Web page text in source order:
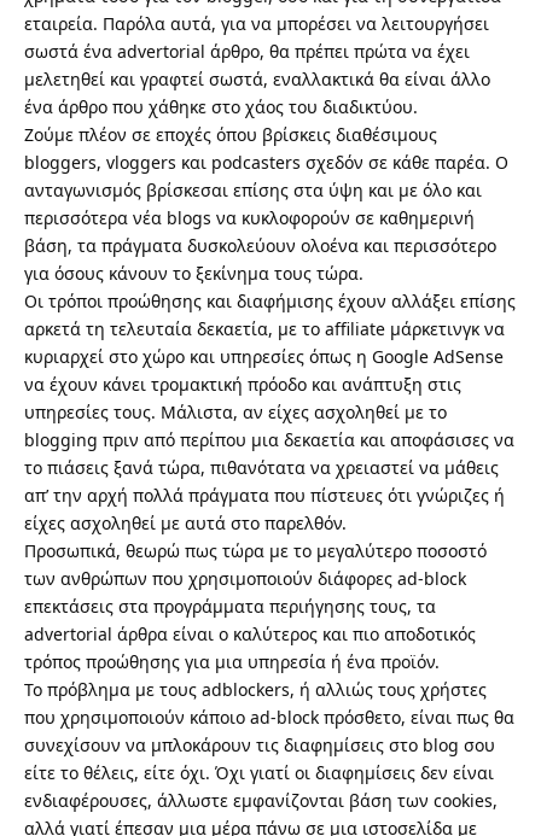
εταιρεία. Παρόλα αυτά, για να μπορέσει να λειτουργήσει
σωστά ένα advertorial άρθρο, θα πρέπει πρώτα να έχει
μελετηθεί και γραφτεί σωστά, εναλλακτικά θα είναι άλλο
ένα άρθρο που χάθηκε στο χάος του διαδικτύου.
Ζούμε πλέον σε εποχές όπου βρίσκεις διαθέσιμους
bloggers, vloggers και podcasters σχεδόν σε κάθε παρέα. Ο
ανταγωνισμός βρίσκεσαι επίσης στα ύψη και με όλο και
περισσότερα νέα blogs να κυκλοφορούν σε καθημερινή
βάση, τα πράγματα δυσκολεύουν ολοένα και περισσότερο
για όσους κάνουν το ξεκίνημα τους τώρα.
Οι τρόποι προώθησης και διαφήμισης έχουν αλλάξει επίσης
αρκετά τη τελευταία δεκαετία, με το affiliate μάρκετινγκ να
κυριαρχεί στο χώρο και υπηρεσίες όπως η Google AdSense
να έχουν κάνει τρομακτική πρόοδο και ανάπτυξη στις
υπηρεσίες τους. Μάλιστα, αν είχες ασχοληθεί με το
blogging πριν από περίπου μια δεκαετία και αποφάσισες να
το πιάσεις ξανά τώρα, πιθανότατα να χρειαστεί να μάθεις
απ’ την αρχή πολλά πράγματα που πίστευες ότι γνώριζες ή
είχες ασχοληθεί με αυτά στο παρελθόν.
Προσωπικά, θεωρώ πως τώρα με το μεγαλύτερο ποσοστό
των ανθρώπων που χρησιμοποιούν διάφορες ad-block
επεκτάσεις στα προγράμματα περιήγησης τους, τα
advertorial άρθρα είναι ο καλύτερος και πιο αποδοτικός
τρόπος προώθησης για μια υπηρεσία ή ένα προϊόν.
Το πρόβλημα με τους adblockers, ή αλλιώς τους χρήστες
που χρησιμοποιούν κάποιο ad-block πρόσθετο, είναι πως θα
συνεχίσουν να μπλοκάρουν τις διαφημίσεις στο blog σου
είτε το θέλεις, είτε όχι. Όχι γιατί οι διαφημίσεις δεν είναι
ενδιαφέρουσες, άλλωστε εμφανίζονται βάση των cookies,
αλλά γιατί έπεσαν μια μέρα πάνω σε μια ιστοσελίδα με